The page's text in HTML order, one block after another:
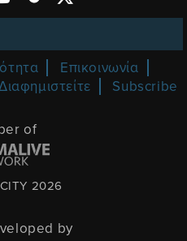
Επικοινωνία
Subscribe
of
2026
by